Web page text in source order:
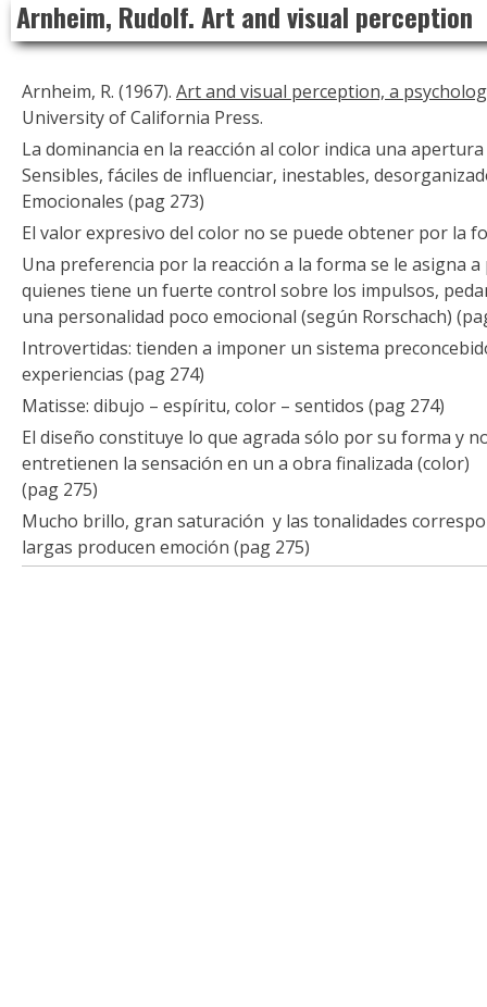
content
Arnheim, Rudolf. Art and visual perception
Arnheim, R. (1967). Art and visual perception, a
University of California Press.
La dominancia en la reacción al color indica una
Sensibles, fáciles de influenciar, inestables,
Emocionales (pag 273)
El valor expresivo del color no se puede obtener por la
Una preferencia por la reacción a la forma se le asigna
quienes tiene un fuerte control sobre los impulsos,
una personalidad poco emocional (según Rorschach)
Introvertidas: tienden a imponer un sistema
experiencias (pag 274)
Matisse: dibujo – espíritu, color – sentidos (pag 274)
El diseño constituye lo que agrada sólo por su forma y
entretienen la sensación en un a obra finalizada (color)
(pag 275)
Mucho brillo, gran saturación y las tonalidades
largas producen emoción (pag 275)